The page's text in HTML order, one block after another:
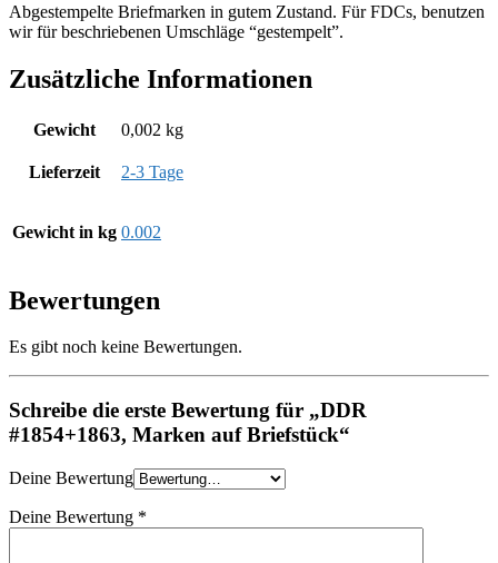
Abgestempelte Briefmarken in gutem Zustand. Für FDCs, benutzen
wir für beschriebenen Umschläge “gestempelt”.
Zusätzliche Informationen
Gewicht 0,002 kg
Lieferzeit 2-3 Tage
Gewicht in kg 0.002
Bewertungen
Es gibt noch keine Bewertungen.
Schreibe die erste Bewertung für „DDR
#1854+1863, Marken auf Briefstück“
Deine Bewertung
Deine Bewertung *